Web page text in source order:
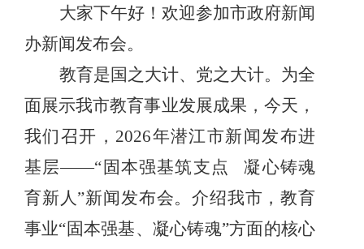
大家下午好！欢迎参加市政府新闻
办新闻发布会。
教育是国之大计、党之大计。 为全
面展示我市教育事业发展成果，今天 ，
我们召开， 2026年潜江市新闻发布进
基层——“固本强基筑支点
凝心铸魂
育新人”新闻发布会。介绍我市 ，教育
事业“固本强基、凝心铸魂”方面的核心